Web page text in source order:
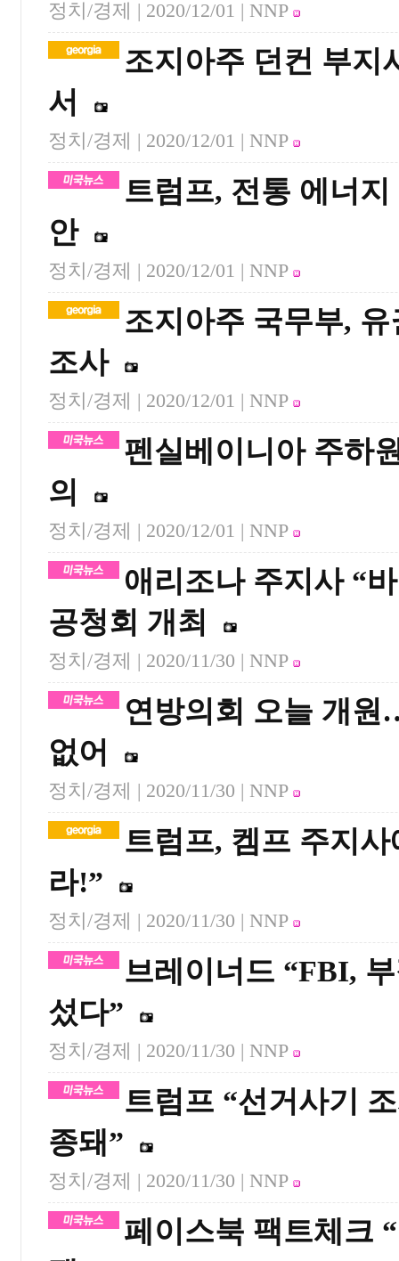
정치/경제 | 2020/12/01 | NNP
조지아주 던컨 부지
서
정치/경제 | 2020/12/01 | NNP
트럼프, 전통 에너
안
정치/경제 | 2020/12/01 | NNP
조지아주 국무부,
조사
정치/경제 | 2020/12/01 | NNP
펜실베이니아 주하
의
정치/경제 | 2020/12/01 | NNP
애리조나 주지사 “
공청회 개최
정치/경제 | 2020/11/30 | NNP
연방의회 오늘 개
없어
정치/경제 | 2020/11/30 | NNP
트럼프, 켐프 주지
라!”
정치/경제 | 2020/11/30 | NNP
브레이너드 “FBI,
섰다”
정치/경제 | 2020/11/30 | NNP
트럼프 “선거사기
종돼”
정치/경제 | 2020/11/30 | NNP
페이스북 팩트체크